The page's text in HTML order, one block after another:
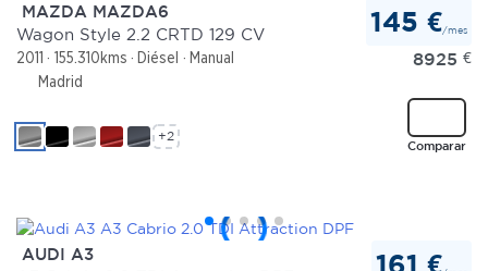
MAZDA MAZDA6
Wagon Style 2.2 CRTD 129 CV
2011 155.310kms Diésel
Manual
Madrid
145 €/mes
8925 €
Comparar
+2
AUDI A3
161 €